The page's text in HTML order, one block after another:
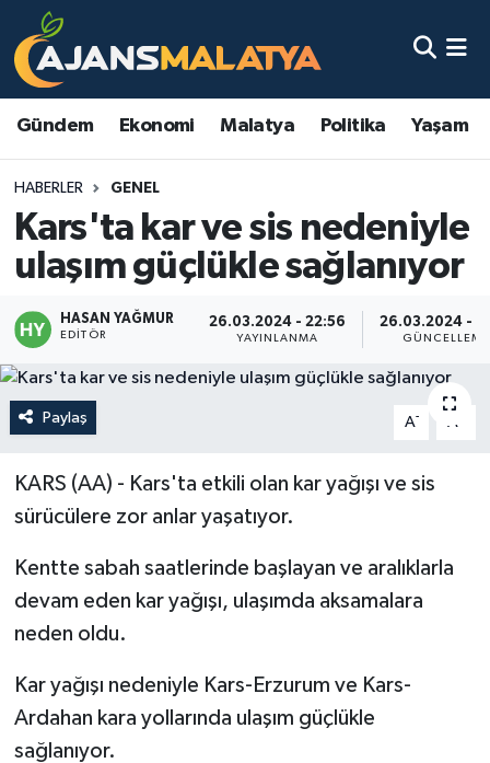
Gündem Ekonomi Malatya Politika Yaşam
HABERLER GENEL
Kars'ta kar ve sis nedeniyle
ulaşım güçlükle sağlanıyor
HASAN YAĞMUR
EDITÖR
26.03.2024 - 22:56
YAYINLANMA
26.03.2024 -
GÜNCELLEME
Paylaş A- A
KARS (AA) - Kars'ta etkili olan kar yağışı ve sis
sürücülere zor anlar yaşatıyor.
Kentte sabah saatlerinde başlayan ve aralıklarla
devam eden kar yağışı, ulaşımda aksamalara
neden oldu.
Kar yağışı nedeniyle Kars-Erzurum ve Kars-
Ardahan kara yollarında ulaşım güçlükle
sağlanıyor.
Asayiş
Eğitim
Gündem
Kültür & Sanat
Magazin
Politika
Spor
Teknoloji
Yaşam
Malatya Nöbetçi Eczaneler
Malatya Namaz Vakitleri
Malatya Trafik Yoğunluk Haritası
TFF 3.Lig 2.Grup Puan Durumu ve Fikstür
Son Dakika Haberleri
Haber Arşivi